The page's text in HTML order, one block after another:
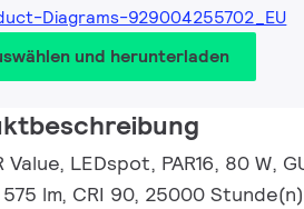
Diagrams-929004255702_EU
und herunterladen
Value, LEDspot, PAR16, 80 W,
lm, CRI 90, 25000